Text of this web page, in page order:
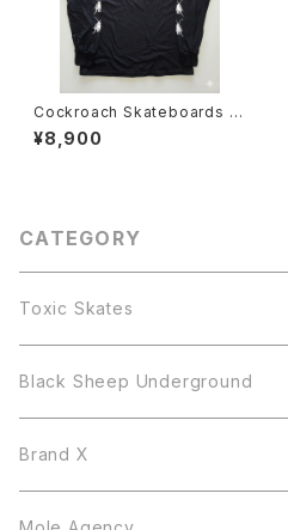
Cockroach Skateboards R
oach ロングスリーブ Tシャツ
¥8,900
CATEGORY
Toxic Skates
Black Sheep Underground
Brand X